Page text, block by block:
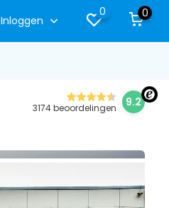
Inloggen
0 0
3174 beoordelingen 9.2